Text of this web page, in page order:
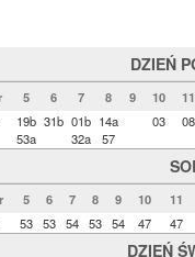
DZIEŃ
5 6 7 8 9 10
11
19b
53a
31b 01b
32a
14a
57
03 08
5 6 7 8 9 10
11
53 53 54 53 54 47 47
DZIEŃ